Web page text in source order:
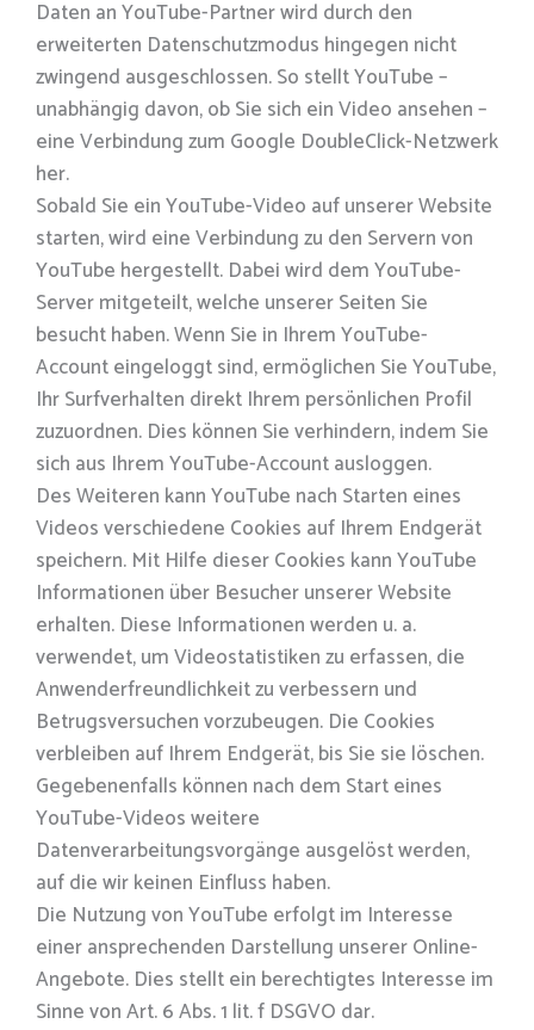
Daten an YouTube-Partner wird durch den
erweiterten Datenschutzmodus hingegen nicht
zwingend ausgeschlossen. So stellt YouTube –
unabhängig davon, ob Sie sich ein Video ansehen –
eine Verbindung zum Google DoubleClick-Netzwerk
her.
Sobald Sie ein YouTube-Video auf unserer Website
starten, wird eine Verbindung zu den Servern von
YouTube hergestellt. Dabei wird dem YouTube-
Server mitgeteilt, welche unserer Seiten Sie
besucht haben. Wenn Sie in Ihrem YouTube-
Account eingeloggt sind, ermöglichen Sie YouTube,
Ihr Surfverhalten direkt Ihrem persönlichen Profil
zuzuordnen. Dies können Sie verhindern, indem Sie
sich aus Ihrem YouTube-Account ausloggen.
Des Weiteren kann YouTube nach Starten eines
Videos verschiedene Cookies auf Ihrem Endgerät
speichern. Mit Hilfe dieser Cookies kann YouTube
Informationen über Besucher unserer Website
erhalten. Diese Informationen werden u. a.
verwendet, um Videostatistiken zu erfassen, die
Anwenderfreundlichkeit zu verbessern und
Betrugsversuchen vorzubeugen. Die Cookies
verbleiben auf Ihrem Endgerät, bis Sie sie löschen.
Gegebenenfalls können nach dem Start eines
YouTube-Videos weitere
Datenverarbeitungsvorgänge ausgelöst werden,
auf die wir keinen Einfluss haben.
Die Nutzung von YouTube erfolgt im Interesse
einer ansprechenden Darstellung unserer Online-
Angebote. Dies stellt ein berechtigtes Interesse im
Sinne von Art. 6 Abs. 1 lit. f DSGVO dar.